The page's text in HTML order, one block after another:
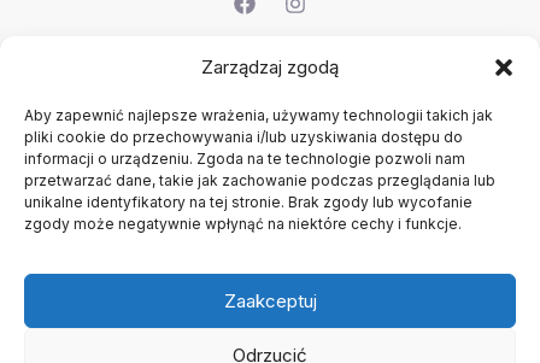
Zarządzaj zgodą
Aby zapewnić najlepsze wrażenia, używamy technologii takich jak
pliki cookie do przechowywania i/lub uzyskiwania dostępu do
informacji o urządzeniu. Zgoda na te technologie pozwoli nam
przetwarzać dane, takie jak zachowanie podczas przeglądania lub
unikalne identyfikatory na tej stronie. Brak zgody lub wycofanie
zgody może negatywnie wpłynąć na niektóre cechy i funkcje.
Zaakceptuj
Odrzucić
Kontakt
Rejestracja firmy
Konto
Polityka prywatności
Regulamin